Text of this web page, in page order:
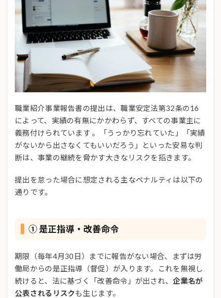
職業紹介事業報告書の提出は、職業安定法第32条の16
によって、実績の有無にかかわらず、すべての事業主に
義務付けられています 。「うっかり忘れていた」「実績
がないから出さなくてもいいだろう」といった安易な判
断は、事業の継続を脅かす大きなリスクを招きます。
提出を怠った場合に想定される主なペナルティは以下の
通りです。
① 是正指導・改善命令
期限（毎年4月30日）までに報告がない場合、まずは労
働局からの是正指導（督促）が入ります。これを無視し
続けると、法に基づく「改善命令」が出され、企業名が
公表されるリスクも生じます。